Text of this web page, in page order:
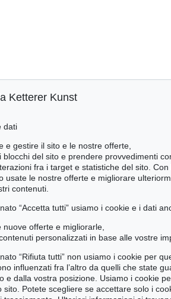
449 - Lot 242
Ketterer Kunst
dati
e gestire il sito e le nostre offerte,
blocchi del sito e prendere provvedimenti
fra i target e statistiche del sito.
usate le nostre offerte e migliorare
contenuti.
“Accetta tutti” usiamo i cookie e i dati
nuove offerte e migliorarle,
personalizzati in base alle vostre
“Rifiuta tutti” non usiamo i cookie per
influenzati fra l’altro da quelli che state
e dalla vostra posizione. Usiamo i cookie
sito. Potete scegliere se accettare solo i